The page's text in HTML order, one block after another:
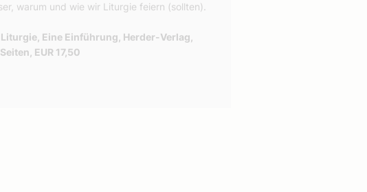
warum und wie wir Liturgie feiern (sollten).
Eine Einführung, Herder-Verlag,
EUR 17,50